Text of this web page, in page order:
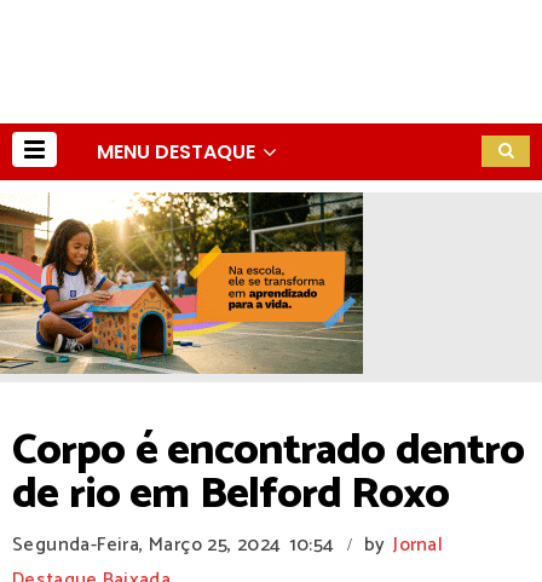
MENU DESTAQUE
Corpo é encontrado dentro
de rio em Belford Roxo
Segunda-Feira, Março 25, 2024 10:54 / by Jornal